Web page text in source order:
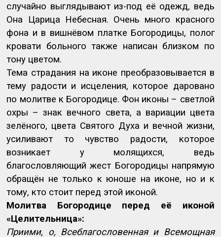
случайно выглядывают из-под её одежд, ведь
Она Царица Небесная. Очень много красного
фона и в вишнёвом платке Богородицы, полог
кровати больного также написан близком по
тону цветом.
Тема страдания на иконе преобразовывается в
тему радости и исцеления, которое даровано
по молитве к Богородице. Фон иконы – светлой
охры – знак вечного света, а вариации цвета
зелёного, цвета Святого Духа и вечной жизни,
усиливают то чувство радости, которое
возникает у молящихся, ведь
благословляющий жест Богородицы напрямую
обращён не только к юноше на иконе, но и к
тому, кто стоит перед этой иконой.
Молитва Богородице перед её иконой
«Целительница»:
Приими, о, Всеблагословенная и Всемощная